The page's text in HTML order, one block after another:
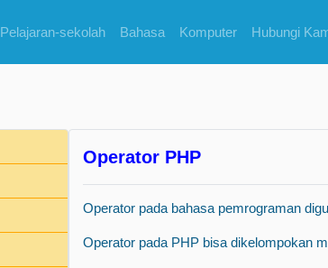
Pelajaran-sekolah Bahasa Komputer Hubungi
Operator PHP
Operator pada bahasa pemrograman
Operator pada PHP bisa dikelompokan